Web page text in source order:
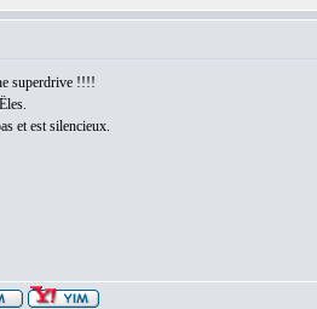
superdrive !!!!
et est silencieux.